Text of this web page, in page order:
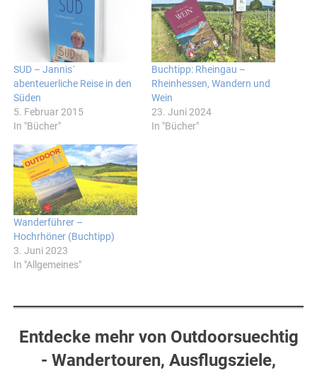
SUD – Jannis´
abenteuerliche Reise in den
Süden
5. Februar 2015
In "Bücher"
Buchtipp: Rheingau –
Rheinhessen, Wandern und
Wein
23. Juni 2024
In "Bücher"
Wanderführer –
Hochrhöner (Buchtipp)
3. Juni 2023
In "Allgemeines"
Entdecke mehr von Outdoorsuechtig
- Wandertouren, Ausflugsziele,